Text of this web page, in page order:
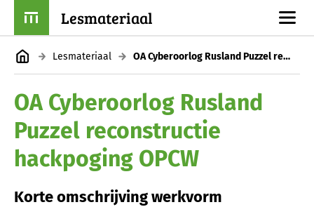
Lesmateriaal
Lesmateriaal OA Cyberoorlog Rusland Puzzel reconstructie hackpoging OPCW
OA Cyberoorlog Rusland
Puzzel reconstructie
hackpoging OPCW
Korte omschrijving werkvorm